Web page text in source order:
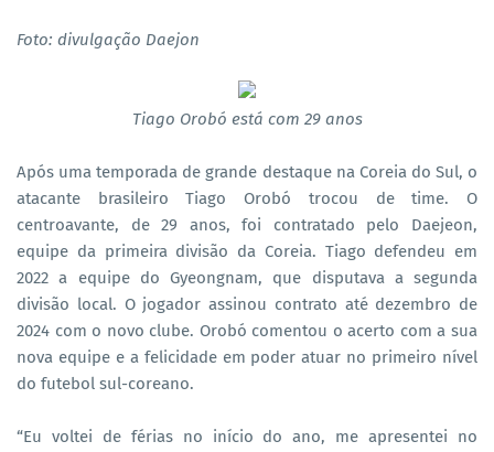
Foto: divulgação Daejon
Tiago Orobó está com 29 anos
Após uma temporada de grande destaque na Coreia do Sul, o
atacante brasileiro Tiago Orobó trocou de time. O
centroavante, de 29 anos, foi contratado pelo Daejeon,
equipe da primeira divisão da Coreia. Tiago defendeu em
2022 a equipe do Gyeongnam, que disputava a segunda
divisão local. O jogador assinou contrato até dezembro de
2024 com o novo clube. Orobó comentou o acerto com a sua
nova equipe e a felicidade em poder atuar no primeiro nível
do futebol sul-coreano.
“Eu voltei de férias no início do ano, me apresentei no